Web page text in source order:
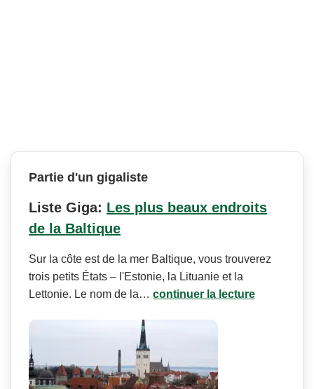
Partie d'un gigaliste
Liste Giga: Les plus beaux endroits
de la Baltique
Sur la côte est de la mer Baltique, vous trouverez
trois petits États – l'Estonie, la Lituanie et la
Lettonie. Le nom de la… continuer la lecture